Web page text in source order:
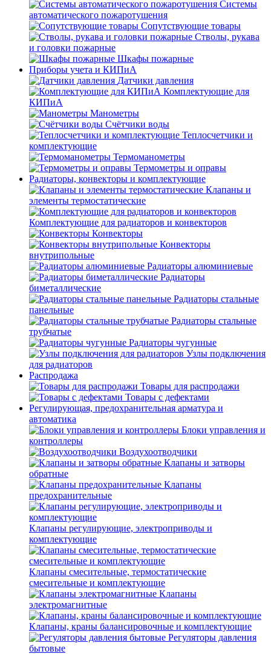
Системы
автоматического пожаротушения
Сопутствующие товары
Стволы, рукава
и головки пожарные
Шкафы пожарные
Приборы учета и КИПиА
Датчики давления
Комплектующие для
КИПиА
Манометры
Счётчики воды
Теплосчетчики и
комплектующие
Термоманометры
Термометры и оправы
Радиаторы, конвекторы и комплектующие
Клапаны и
элементы термостатические
Комплектующие для радиаторов и конвекторов
Конвекторы
Конвекторы
внутрипольные
Радиаторы алюминиевые
Радиаторы
биметаллические
Радиаторы стальные
панельные
Радиаторы стальные
трубчатые
Радиаторы чугунные
Узлы подключения
для радиаторов
Распродажа
Товары для распродажи
Товары с дефектами
Регулирующая, предохранительная арматура и
автоматика
Блоки управления и
контроллеры
Воздухоотводчики
Клапаны и затворы
обратные
Клапаны
предохранительные
Клапаны регулирующие, электроприводы и
комплектующие
Клапаны смесительные, термостатические
смесительные и комплектующие
Клапаны
электромагнитные
Клапаны, краны балансировочные и комплектующие
Регуляторы давления
бытовые